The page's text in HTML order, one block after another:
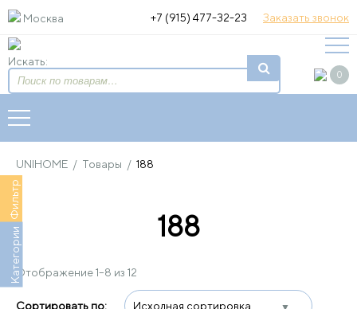
Москва +7 (915) 477-32-23 Заказать звонок
Искать:
0
UNIHOME / Товары / 188
Фильтр
Категории 188
Отображение 1–8 из 12